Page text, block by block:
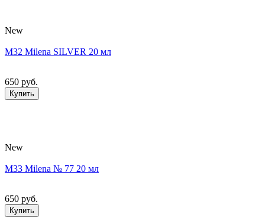
New
M32 Milena SILVER 20 мл
650 руб.
Купить
New
M33 Milena № 77 20 мл
650 руб.
Купить